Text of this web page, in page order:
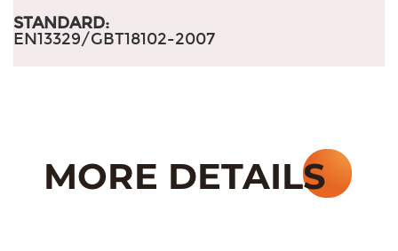
STANDARD:
EN13329/GBT18102-2007